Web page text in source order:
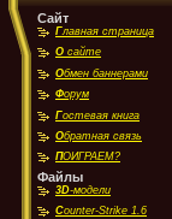
Сайт
Главная страница
О сайте
Обмен баннерами
Форум
Гостевая книга
Обратная связь
ПОИГРАЕМ?
Файлы
3D-модели
Counter-Strike 1.6